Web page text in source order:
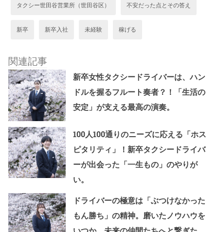
タクシー世田谷営業所（世田谷区） 不安だった点とその答え
新卒 新卒入社 未経験 稼げる
関連記事
新卒女性タクシードライバーは、ハン
ドルを握るフルート奏者？！「生活の
安定」が支える最高の演奏。
100人100通りのニーズに応える「ホス
ピタリティ」！新卒タクシードライバ
ーが出会った「一生もの」のやりが
い。
ドライバーの極意は「ぶつけなかった
もん勝ち」の精神。磨いたノウハウを